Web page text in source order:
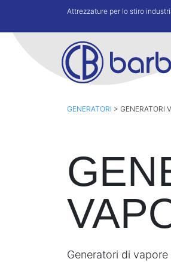
Attrezzature per lo stiro
GENERATORI > GENERATORI
Generatori di vapore